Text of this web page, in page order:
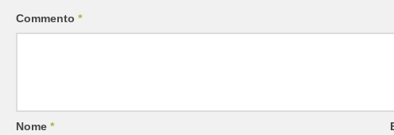
Commento *
Nome *